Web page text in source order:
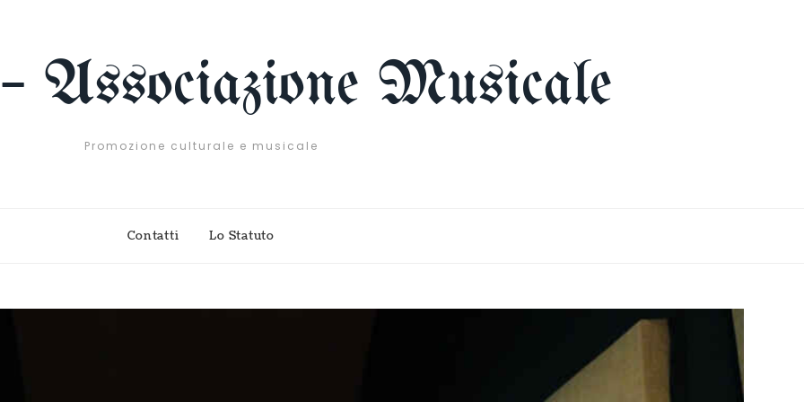
Associazione Musicale
Promozione culturale e musicale
Contatti Lo Statuto